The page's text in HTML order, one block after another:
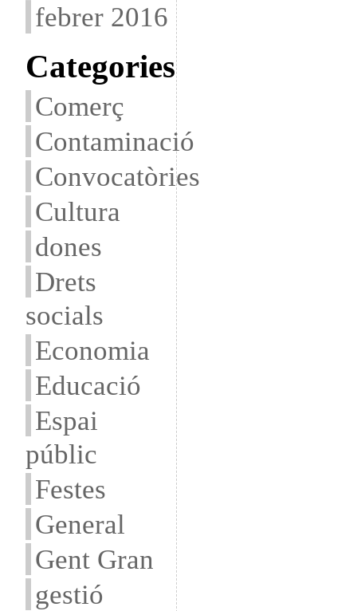
febrer 2016
Categories
Comerç
Contaminació
Convocatòries
Cultura
dones
Drets
socials
Economia
Educació
Espai
públic
Festes
General
Gent Gran
gestió